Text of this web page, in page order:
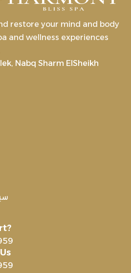
restore your mind and body
and wellness experiences
Nabq Sharm ElSheikh